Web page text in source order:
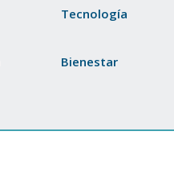
Tecnología
Bienestar